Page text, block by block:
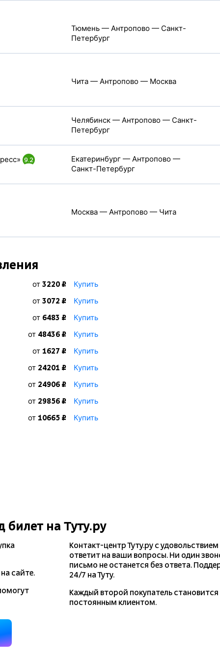
Тюмень — Антропово — Санкт-
Петербург
Чита — Антропово — Москва
Челябинск — Антропово — Санкт-
Петербург
9.2
Екатеринбург — Антропово —
Санкт-Петербург
Москва — Антропово — Чита
от3220 ₽
Купить
от3072 ₽
Купить
от 6483 ₽
Купить
от 48436 ₽
Купить
от 1627 ₽
Купить
от 24201 ₽
Купить
от 24906 ₽
Купить
от 29856 ₽
Купить
от 10665 ₽ Купить
билет на Туту.ру
сайте.
Контакт-центр Туту.ру с удовольствием
ответит на ваши вопросы. Ни один
письмо не останется без ответа.
24/7 на Туту.
Каждый второй покупатель
постоянным клиентом.